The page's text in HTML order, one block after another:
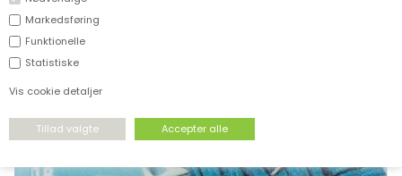
Markedsføring
Funktionelle
Statistiske
Vis cookie detaljer